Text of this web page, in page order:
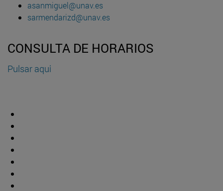
asanmiguel@unav.es
sarmendarizd@unav.es
CONSULTA DE HORARIOS
Pulsar aqui